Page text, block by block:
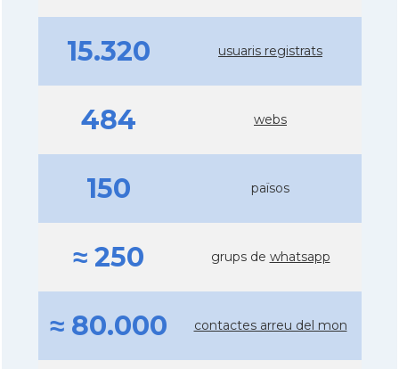
15.320 usuaris registrats
484 webs
150 països
≈ 250 grups de whatsapp
≈ 80.000 contactes arreu del mon